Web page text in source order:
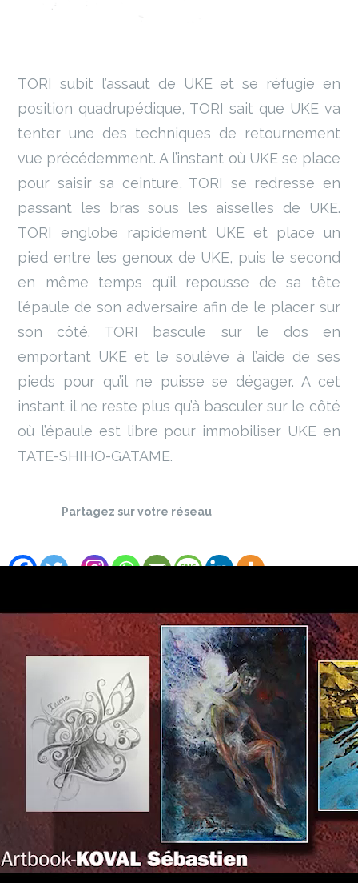
TORI subit l’assaut de UKE et se réfugie en
position quadrupédique, TORI sait que UKE va
tenter une des techniques de retournement
vue précédemment. A l’instant où UKE se place
pour saisir sa ceinture, TORI se redresse en
passant les bras sous les aisselles de UKE.
TORI englobe rapidement UKE et place un
pied entre les genoux de UKE, puis le second
en même temps qu’il repousse de sa tête
l’épaule de son adversaire afin de le placer sur
son côté. TORI bascule sur le dos en
emportant UKE et le soulève à l’aide de ses
pieds pour qu’il ne puisse se dégager. A cet
instant il ne reste plus qu’à basculer sur le côté
où l’épaule est libre pour immobiliser UKE en
TATE-SHIHO-GATAME.
Partagez sur votre réseau